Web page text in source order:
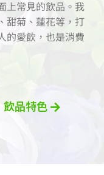
上常見的飲品。我
甜菊、蓮花等，打
的愛飲，也是消費
飲品特色